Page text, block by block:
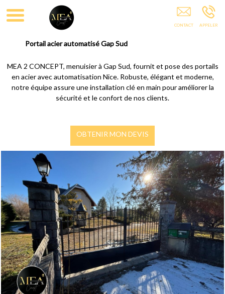
Portail acier automatisé Gap Sud
MEA 2 CONCEPT, menuisier à Gap Sud, fournit et pose des portails
en acier avec automatisation Nice. Robuste, élégant et moderne,
notre équipe assure une installation clé en main pour améliorer la
sécurité et le confort de nos clients.
OBTENIR MON DEVIS